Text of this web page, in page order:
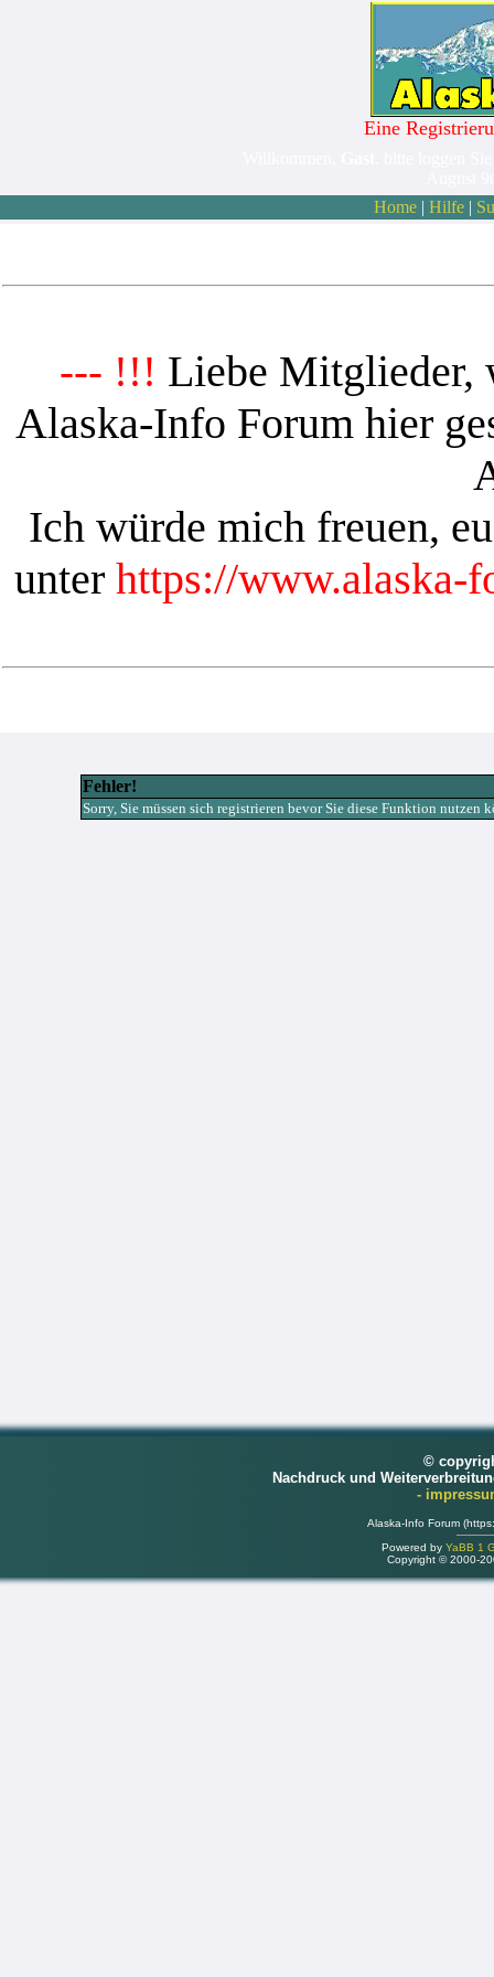
Eine
Home| Hilfe|
--- !!! Liebe Mitglieder,
Alaska-Info Forum hier
Ich würde mich freuen,
unter https://www.alaska-
Fehler!
Sorry, Sie müssen sich registrieren bevor Sie diese Funktion nutzen
©
Nachdruck und
-
Alaska-Info Forum
Powered by YaBB 1
Copyright © 2000-